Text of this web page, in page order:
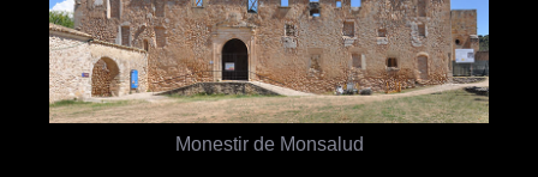
Monestir de Monsalud